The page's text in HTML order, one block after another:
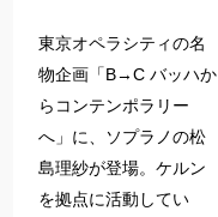
東京オペラシティの名
物企画「B→C バッハか
らコンテンポラリー
へ」に、ソプラノの松
島理紗が登場。ケルン
を拠点に活動してい